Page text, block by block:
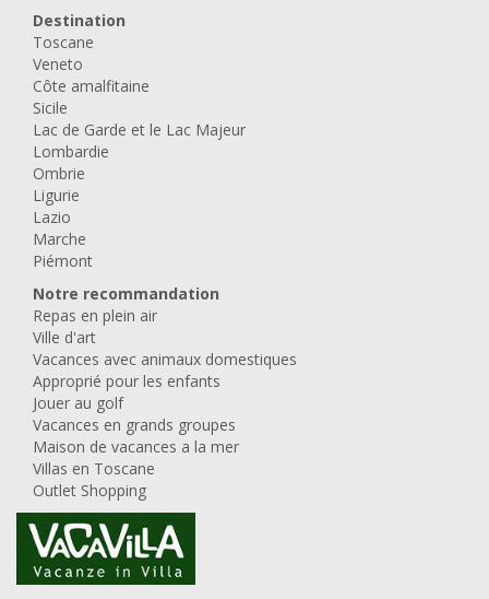
Evaluation:10/10 basé sur 4 commentaires
Disponible également comme::
Villa le Greti
Zone:Bibbiena - La toscane Voir la carte
Type de maison:
Personnes:16
Chambres doubles:5
Chambres avec 1 lit:
Salles de bains:11
Piscine:Piscine privée
Evaluation:9/10 basé sur 3 commentaires